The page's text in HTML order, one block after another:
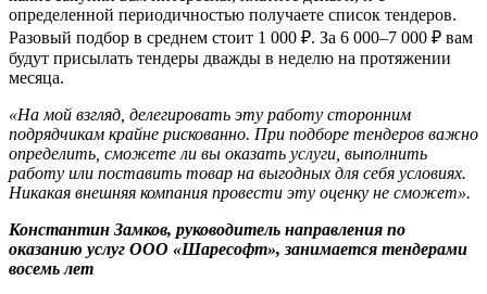
определенной периодичностью получаете список тендеров.
Разовый подбор в среднем стоит 1 000 ₽. За 6 000–7 000 ₽ вам
будут присылать тендеры дважды в неделю на протяжении
месяца.
«На мой взгляд, делегировать эту работу сторонним
подрядчикам крайне рискованно. При подборе тендеров важно
определить, сможете ли вы оказать услуги, выполнить
работу или поставить товар на выгодных для себя условиях.
Никакая внешняя компания провести эту оценку не сможет».
Константин Замков, руководитель направления по
оказанию услуг ООО «Шаресофт», занимается тендерами
восемь лет